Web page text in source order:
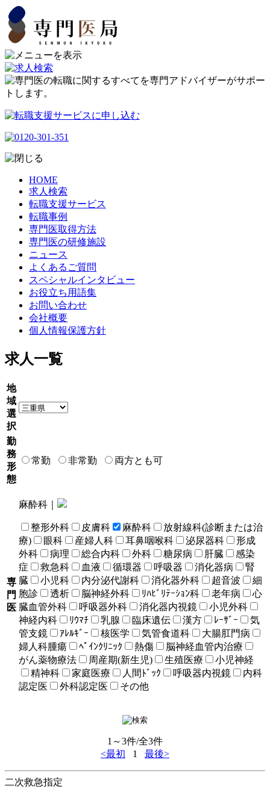
HOME
求人検索
転職支援サービス
転職事例
専門医取得方法
専門医の研修施設
ニュース
よくあるご質問
スペシャルインタビュー
お役立ち用語集
お問い合わせ
会社概要
個人情報保護方針
求人一覧
地
域
選
択
勤
務
形
態
常勤 非常勤 両方とも可
専
門
医
麻酔科｜
整形外科 皮膚科 麻酔科
放射線科(診断または治
療)
眼科 産婦人科 耳鼻咽喉科 泌尿器科
形成
外科
病理 総合内科 外科 糖尿病 肝臓
感染
症
救急科 血液 循環器 呼吸器 消化器病
腎
臓
小児科 内分泌代謝科 消化器外科 超音波
細
胞診
透析 脳神経外科 ﾘﾊﾋﾞﾘﾃｰｼｮﾝ科 老年病
心
臓血管外科
呼吸器外科 消化器内視鏡
小児外科
神経内科
ﾘｳﾏﾁ 乳腺 臨床遺伝 漢方 ﾚｰｻﾞｰ
気
管支鏡
ｱﾚﾙｷﾞｰ 核医学 気管食道科
大腸肛門病
婦人科腫瘍
ﾍﾟｲﾝｸﾘﾆｯｸ 熱傷
脳神経血管内治療
がん薬物療法
周産期(新生児) 生殖医療
小児神経
精神科
家庭医療 人間ﾄﾞｯｸ 呼吸器内視鏡
内科
認定医
外科認定医 その他
1～3件/全3件
<最初
1 最後>
二次救急指定